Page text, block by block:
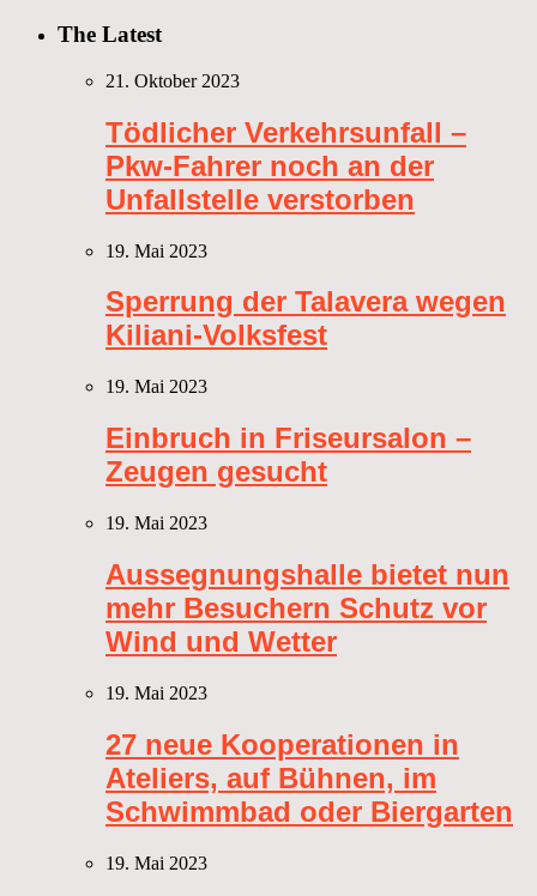
The Latest
21. Oktober 2023
Tödlicher Verkehrsunfall –
Pkw-Fahrer noch an der
Unfallstelle verstorben
19. Mai 2023
Sperrung der Talavera wegen
Kiliani-Volksfest
19. Mai 2023
Einbruch in Friseursalon –
Zeugen gesucht
19. Mai 2023
Aussegnungshalle bietet nun
mehr Besuchern Schutz vor
Wind und Wetter
19. Mai 2023
27 neue Kooperationen in
Ateliers, auf Bühnen, im
Schwimmbad oder Biergarten
19. Mai 2023